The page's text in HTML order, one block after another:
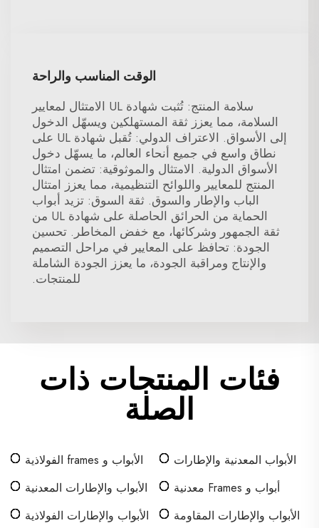
الوقت المناسب والراحة
سلامة المنتج: تُثبت شهادة UL الامتثال لمعايير
السلامة، مما يعزز ثقة المستهلكين ويسهّل الدخول
إلى الأسواق. الاعتراف الدولي: تُقبل شهادة UL على
نطاق واسع في جميع أنحاء العالم، ما يسهّل دخول
الأسواق الدولية. الامتثال والموثوقية: تضمن امتثال
المنتج للمعايير واللوائح التنظيمية، مما يعزز امتثال
الباب والإطار والسوق. ثقة السوق: تزيد أبواب
الحماية من الحرائق الحاصلة على شهادة UL من
ثقة الجمهور وشركائها، مع خفض المخاطر. تحسين
الجودة: تحافظ على المعايير في مراحل التصميم
والإنتاج ومراقبة الجودة، ما يعزز الجودة الشاملة
للمنتجات.
فئات المنتجات ذات
الصلة
الأبواب المعدنية والإطارات
الأبواب و frames الفولاذية
أبواب و Frames معدنية
الأبواب والإطارات المعدنية
الأبواب والإطارات المقاومة
الأبواب والإطارات الفولاذية